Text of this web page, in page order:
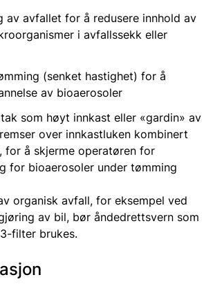
av avfallet for å redusere innhold av
i avfallssekk eller
(senket hastighet) for å
av bioaerosoler
som høyt innkast eller «gardin» av
over innkastluken kombinert
for å skjerme operatøren for
for bioaerosoler under tømming
organisk avfall, for eksempel ved
av bil, bør åndedrettsvern som
filter brukes.